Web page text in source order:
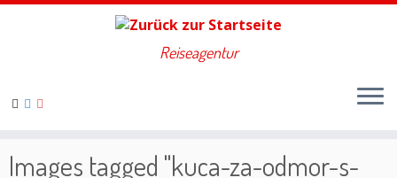
Zum
Reiseagentur
Images tagged "kuca-za-odmor-s-